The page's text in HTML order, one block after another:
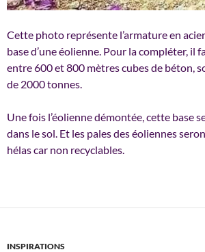
Cette photo représente l’armature en
base d’une éolienne. Pour la compléter, il
entre 600 et 800 mètres cubes de béton,
de 2000 tonnes.
Une fois l’éolienne démontée, cette base
dans le sol. Et les pales des éoliennes
hélas car non recyclables.
INSPIRATIONS